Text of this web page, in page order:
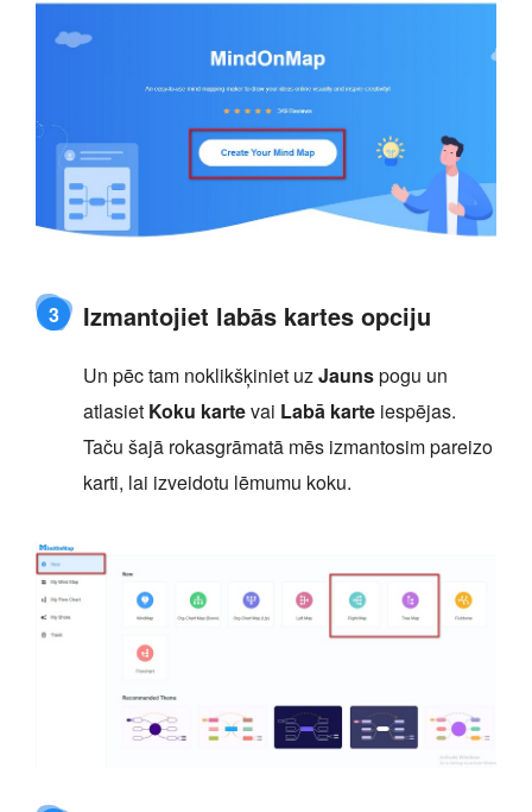
3 Izmantojiet labās kartes opciju
Un pēc tam noklikšķiniet uzJaunspogu un
atlasiet Koku kartevai Labā karte iespējas.
Taču šajā rokasgrāmatā mēs izmantosim pareizo
karti, lai izveidotu lēmumu koku.